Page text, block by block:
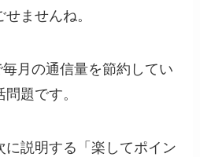
ませんね。
月の通信量を節約してい
題です。
に説明する「楽してポイン